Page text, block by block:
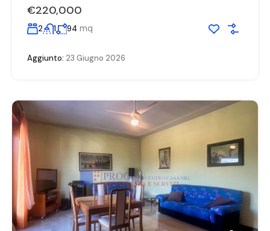
€220,000
2 1 94 mq
Aggiunto: 23 Giugno 2026